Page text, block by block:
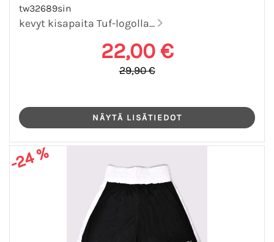
tw32689sin
kevyt kisapaita Tuf-logolla...
22,00 €
29,90 €
-24 %